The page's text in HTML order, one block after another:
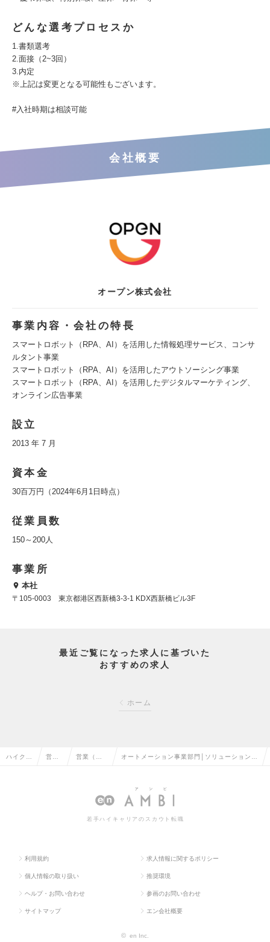
どんな選考プロセスか
1.書類選考
2.面接（2~3回）
3.内定
※上記は変更となる可能性もございます。
#入社時期は相談可能
会社概要
オープン株式会社
事業内容・会社の特長
スマートロボット（RPA、AI）を活用した情報処理サービス、コンサ
ルタント事業
スマートロボット（RPA、AI）を活用したアウトソーシング事業
スマートロボット（RPA、AI）を活用したデジタルマーケティング、
オンライン広告事業
設立
2013 年 7 月
資本金
30百万円（2024年6月1日時点）
従業員数
150～200人
事業所
本社
〒105-0003 東京都港区西新橋3-3-1 KDX西新橋ビル3F
最近ご覧になった求人に基づいた
おすすめの求人
ホーム
ハイクラ 営業 営業（法 オートメーション事業部門│ソリューションセ
トの求人情報
若手ハイキャリアのスカウト転職
利用規約 求人情報に関するポリシー
個人情報の取り扱い 推奨環境
ヘルプ・お問い合わせ 参画のお問い合わせ
サイトマップ エン会社概要
© en Inc.